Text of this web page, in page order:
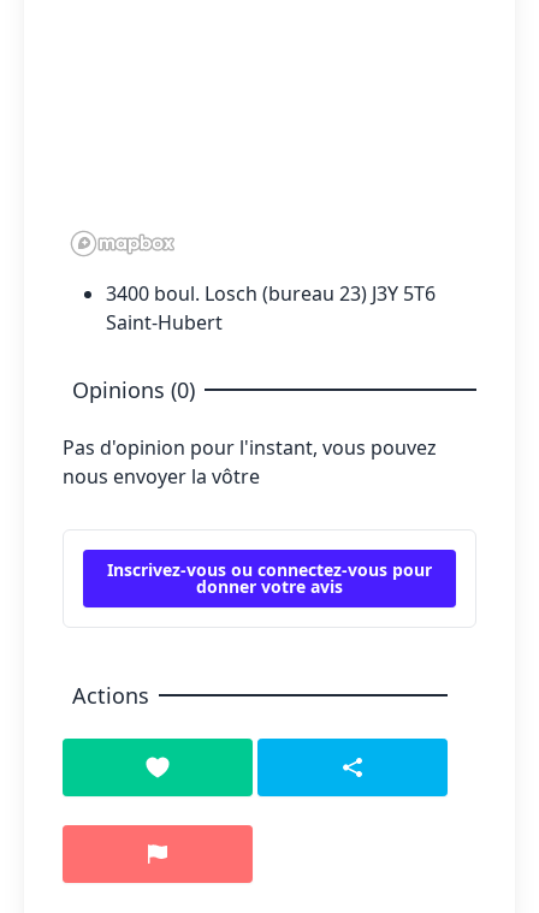
3400 boul. Losch (bureau 23) J3Y 5T6
Saint-Hubert
Opinions (0)
Pas d'opinion pour l'instant, vous pouvez
nous envoyer la vôtre
Inscrivez-vous ou connectez-vous pour
donner votre avis
Actions